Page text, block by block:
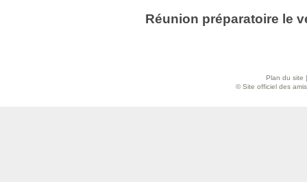
Réunion préparatoire le
Plan du site
© Site officiel des